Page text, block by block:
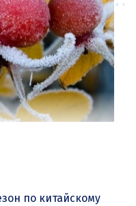
по китайскому